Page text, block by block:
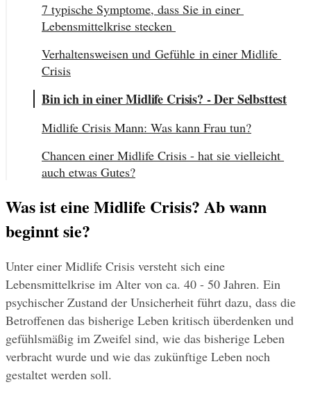
7 typische Symptome, dass Sie in einer
Lebensmittelkrise stecken
Verhaltensweisen und Gefühle in einer Midlife
Crisis
Bin ich in einer Midlife Crisis? - Der Selbsttest
Midlife Crisis Mann: Was kann Frau tun?
Chancen einer Midlife Crisis - hat sie vielleicht
auch etwas Gutes?
Was ist eine Midlife Crisis? Ab wann
beginnt sie?
Unter einer Midlife Crisis versteht sich eine
Lebensmittelkrise im Alter von ca. 40 - 50 Jahren. Ein
psychischer Zustand der Unsicherheit führt dazu, dass die
Betroffenen das bisherige Leben kritisch überdenken und
gefühlsmäßig im Zweifel sind, wie das bisherige Leben
verbracht wurde und wie das zukünftige Leben noch
gestaltet werden soll.